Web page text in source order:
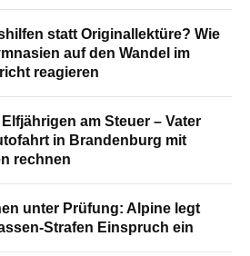
statt Originallektüre? Wie
auf den Wandel im
reagieren
am Steuer – Vater
in Brandenburg mit
rechnen
unter Prüfung: Alpine legt
Strafen Einspruch ein